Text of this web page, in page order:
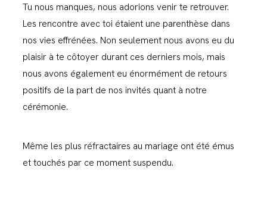
Tu nous manques, nous adorions venir te retrouver.
Les rencontre avec toi étaient une parenthèse dans
nos vies effrénées. Non seulement nous avons eu du
plaisir à te côtoyer durant ces derniers mois, mais
nous avons également eu énormément de retours
positifs de la part de nos invités quant à notre
cérémonie.
Même les plus réfractaires au mariage ont été émus
et touchés par ce moment suspendu.